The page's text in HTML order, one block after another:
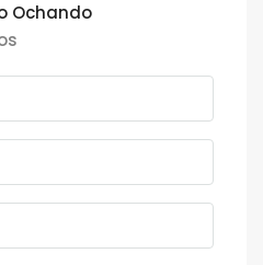
Ochando